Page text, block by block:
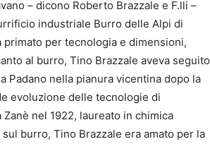
– dicono Roberto Brazzale e F.lli –
industriale Burro delle Alpi di
per tecnologia e dimensioni,
al burro, Tino Brazzale aveva seguito
nella pianura vicentina dopo la
evoluzione delle tecnologie di
nel 1922, laureato in chimica
burro, Tino Brazzale era amato per la